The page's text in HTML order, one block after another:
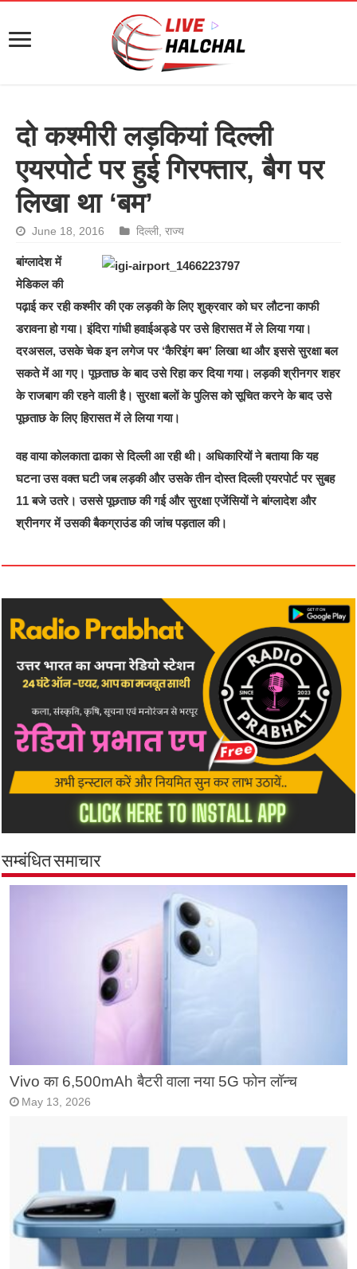
दो कश्मीरी लड़कियां दिल्ली
एयरपोर्ट पर हुई गिरफ्तार, बैग पर
लिखा था ‘बम’
June 18, 2016 दिल्ली ,राज्य
बांग्लादेश में
मेडिकल की
पढ़ाई कर रही कश्मीर की एक लड़की के लिए शुक्रवार को घर लौटना काफी
डरावना हो गया। इंदिरा गांधी हवाईअड्डे पर उसे हिरासत में ले लिया गया।
दरअसल, उसके चेक इन लगेज पर ‘कैरिइंग बम’ लिखा था और इससे सुरक्षा बल
सकते में आ गए। पूछताछ के बाद उसे रिहा कर दिया गया। लड़की श्रीनगर शहर
के राजबाग की रहने वाली है। सुरक्षा बलों के पुलिस को सूचित करने के बाद उसे
पूछताछ के लिए हिरासत में ले लिया गया।
वह वाया कोलकाता ढाका से दिल्ली आ रही थी। अधिकारियों ने बताया कि यह
घटना उस वक्त घटी जब लड़की और उसके तीन दोस्त दिल्ली एयरपोर्ट पर सुबह
11 बजे उतरे। उससे पूछताछ की गई और सुरक्षा एजेंसियों ने बांग्लादेश और
श्रीनगर में उसकी बैकग्राउंड की जांच पड़ताल की।
सम्बंधित समाचार
Vivo का 6,500mAh बैटरी वाला नया 5G फोन लॉन्च
May 13, 2026